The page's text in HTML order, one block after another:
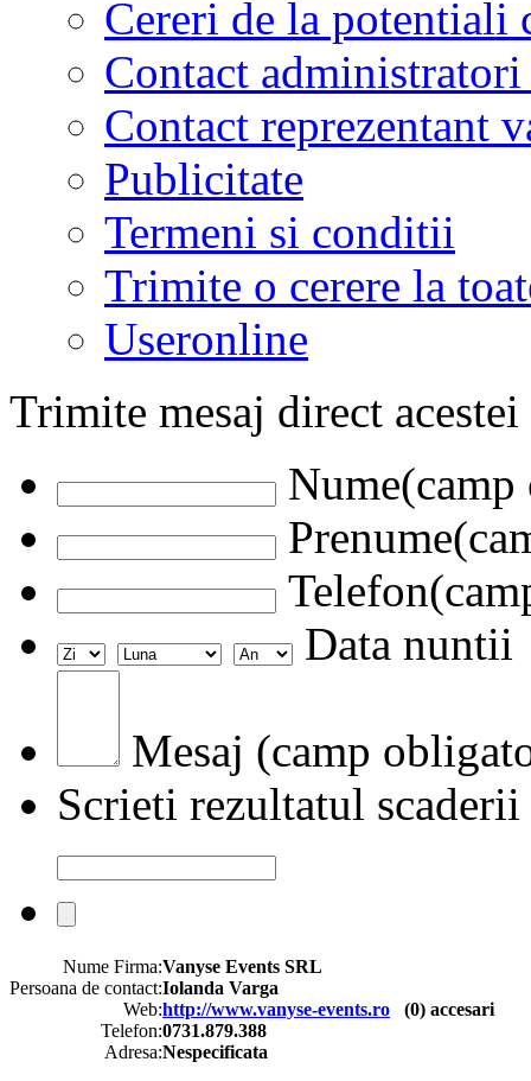
Cereri de la potentiali
Contact
Contact reprezentant
Publicitate
Termeni si conditii
Trimite o cerere la
Useronline
Trimite mesaj direct
Data nuntii
Mesaj (camp
Scrieti rezultatul scaderii
Nume Firma:Vanyse Events SRL
Persoana de contact:Iolanda Varga
Web:http://www.vanyse-events.ro (0) accesari
Telefon:0731.879.388
Adresa:Nespecificata